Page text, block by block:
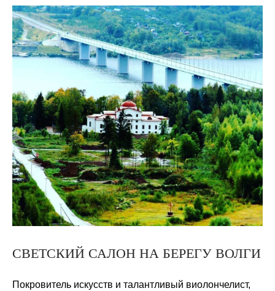
СВЕТСКИЙ САЛОН НА БЕРЕГУ ВОЛГИ
Покровитель искусств и талантливый виолончелист,